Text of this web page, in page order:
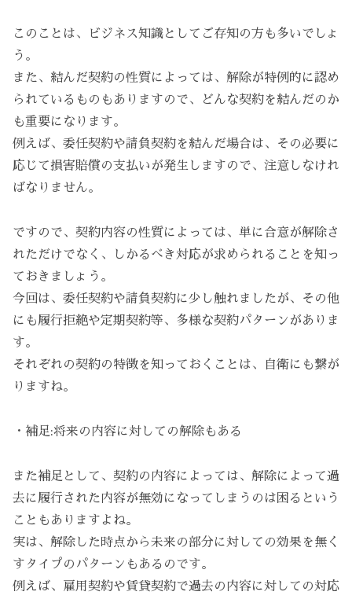
このことは、ビジネス知識としてご存知の方も多いでしょ
う。
また、結んだ契約の性質によっては、解除が特例的に認め
られているものもありますので、どんな契約を結んだのか
も重要になります。
例えば、委任契約や請負契約を結んだ場合は、その必要に
応じて損害賠償の支払いが発生しますので、注意しなけれ
ばなりません。
ですので、契約内容の性質によっては、単に合意が解除さ
れただけでなく、しかるべき対応が求められることを知っ
ておきましょう。
今回は、委任契約や請負契約に少し触れましたが、その他
にも履行拒絶や定期契約等、多様な契約パターンがありま
す。
それぞれの契約の特徴を知っておくことは、自衛にも繋が
りますね。
・補足:将来の内容に対しての解除もある
また補足として、契約の内容によっては、解除によって過
去に履行された内容が無効になってしまうのは困るという
こともありますよね。
実は、解除した時点から未来の部分に対しての効果を無く
すタイプのパターンもあるのです。
例えば、雇用契約や賃貸契約で過去の内容に対しての対応